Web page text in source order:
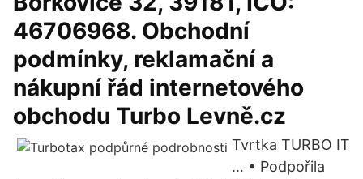
46706968. Obchodní
podmínky, reklamační a
nákupní řád internetového
obchodu Turbo Levně.cz
Tvrtka TURBO IT
… • Podpořila